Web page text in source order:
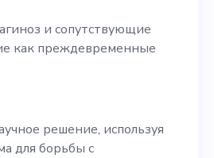
Подайте
сейчас и
увлекательное
вместе с нами!
и сопутствующие
как преждевременные
решение, используя
для борьбы с